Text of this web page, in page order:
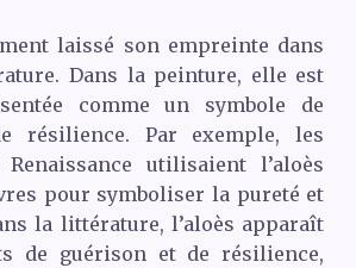
laissé son empreinte dans
Dans la peinture, elle est
comme un symbole de
résilience. Par exemple, les
utilisaient l’aloès
pour symboliser la pureté et
la littérature, l’aloès apparaît
de guérison et de résilience,